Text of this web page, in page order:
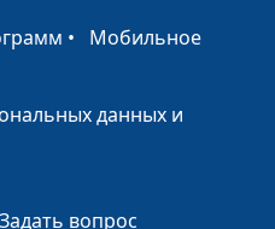
Зайцев,
Иван
Викторович
• Мобильное
данных и
Задать вопрос